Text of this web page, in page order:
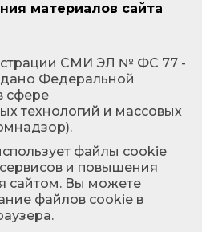
материалов сайта
СМИ ЭЛ № ФС 77 -
Федеральной
сфере
технологий и массовых
файлы cookie
и повышения
сайтом. Вы можете
файлов cookie в